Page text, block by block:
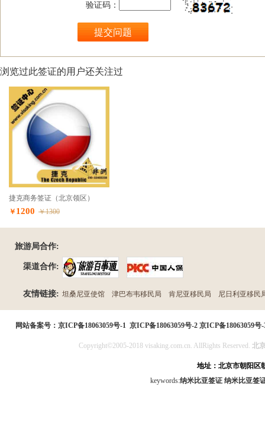
验证码：
浏览过此签证的用户还关注过
捷克商务签证（北京领区）
￥ 1200 ￥1300
旅游局合作:
渠道合作:
友情链接: 坦桑尼亚使馆 津巴布韦移民局 肯尼亚移民局 尼日利亚移民
网站备案号： 京ICP备18063059号-1 京ICP备18063059号-2 京ICP备18063059号-
Copyright©2005-2018 visaking.com.cn. AllRights Reserved. 北
地址：北京市朝阳区
keywords:纳米比亚签证 纳米比亚签